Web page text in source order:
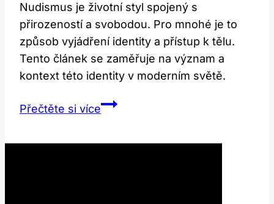
Nudismus je životní styl spojený s
přirozeností a svobodou. Pro mnohé je to
způsob vyjádření identity a přístup k tělu.
Tento článek se zaměřuje na význam a
kontext této identity v moderním světě.
Přečtěte si víceNudist: